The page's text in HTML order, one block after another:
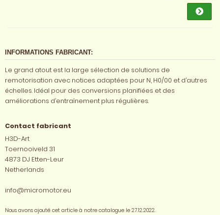
INFORMATIONS FABRICANT:
Le grand atout est la large sélection de solutions de
remotorisation avec notices adaptées pour N, H0/00 et d’autres
échelles. Idéal pour des conversions planifiées et des
améliorations d’entraînement plus régulières.
Contact fabricant
H3D-Art
Toernooiveld 31
4873 DJ Etten-Leur
Netherlands
info@micromotor.eu
Nous avons ajouté cet article à notre catalogue le 27.12.2022.